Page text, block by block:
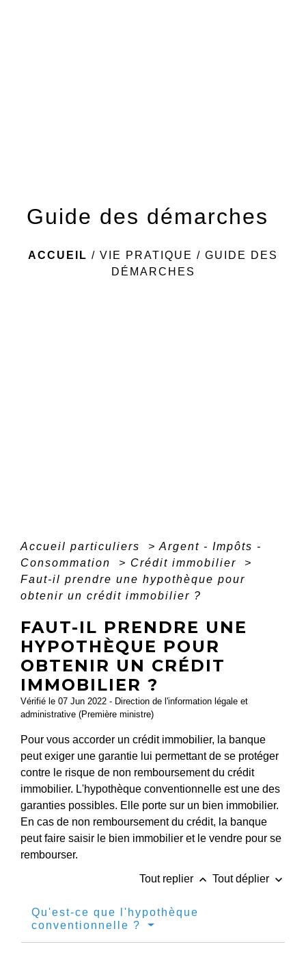
Guide des démarches
ACCUEIL / VIE PRATIQUE / GUIDE DES
DÉMARCHES
Accueil particuliers > Argent - Impôts -
Consommation
> Crédit immobilier
>
Faut-il prendre une hypothèque pour
obtenir un crédit immobilier ?
FAUT-IL PRENDRE UNE
HYPOTHÈQUE POUR
OBTENIR UN CRÉDIT
IMMOBILIER ?
Vérifié le 07 Jun 2022 - Direction de l'information légale et
administrative (Première ministre)
Pour vous accorder un crédit immobilier, la banque
peut exiger une garantie lui permettant de se protéger
contre le risque de non remboursement du crédit
immobilier. L'hypothèque conventionnelle est une des
garanties possibles. Elle porte sur un bien immobilier.
En cas de non remboursement du crédit, la banque
peut faire saisir le bien immobilier et le vendre pour se
rembourser.
Tout replier keyboard_arrow_up Tout déplier keyboard_arrow_down
Qu'est-ce que l'hypothèque
conventionnelle ?